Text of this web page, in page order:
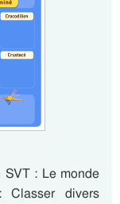
: Le monde
divers